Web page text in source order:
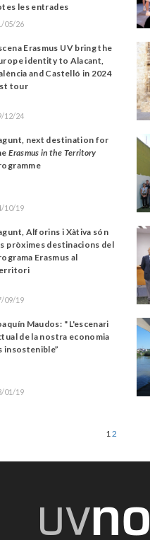
les entrades
05/26
Erasmus UV bring the
identity to Alacant,
and Castelló in 2024
tour
12/24
next destination for
Erasmus in the Territory
10/19
Alforins i Xàtiva són
pròximes destinacions del
Erasmus al
09/19
Maudos: " L'escenari
de la nostra economia
insostenible”
01/19
12